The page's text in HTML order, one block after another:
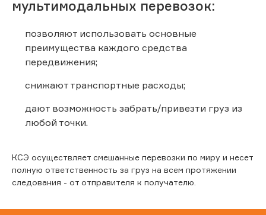
мультимодальных перевозок:
позволяют использовать основные
преимущества каждого средства
передвижения;
снижают транспортные расходы;
дают возможность забрать/привезти груз из
любой точки.
КСЭ осуществляет смешанные перевозки по миру и несет
полную ответственность за груз на всем протяжении
следования - от отправителя к получателю.